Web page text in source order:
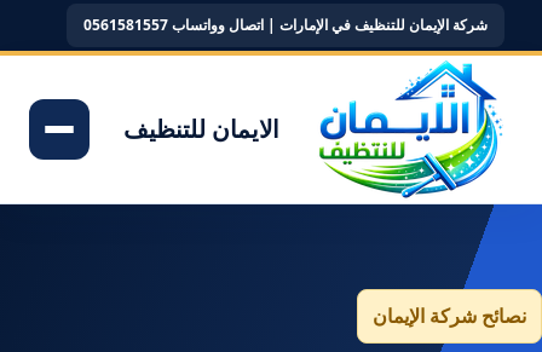
شركة الإيمان للتنظيف في الإمارات | اتصال وواتساب 0561581557
الايمان للتنظيف
نصائح شركة الإيمان